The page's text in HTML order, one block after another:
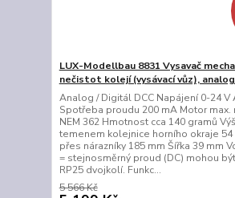
LUX-Modellbau 8831 Vysavač
nečistot kolejí (vysávací vůz),
Analog / Digitál DCC Napájení 0-24 V
Spotřeba proudu 200 mA Motor max.
NEM 362 Hmotnost cca 140 gramů
temenem kolejnice horního okraje 54
přes nárazníky 185 mm Šířka 39 mm
= stejnosměrný proud (DC) mohou
RP25 dvojkolí. Funkc...
5 566 Kč